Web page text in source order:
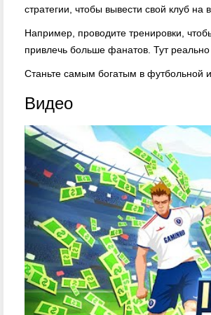
стратегии, чтобы вывести свой клуб на
Например, проводите тренировки,
привлечь больше фанатов. Тут реально
Станьте самым богатым в футбольной
Видео